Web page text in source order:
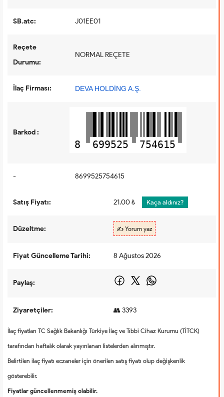
SB.atc: J01EE01
Reçete
Durumu:
NORMAL REÇETE
İlaç Firması: DEVA HOLDİNG A.Ş.
Barkod :
8 699525 754615
- 8699525754615
Satış Fiyatı: 21.00 ₺ Kaça aldınız?
Düzeltme: ✍️ Yorum yaz
Fiyat Güncelleme Tarihi: 8 Ağustos 2026
Paylaş:
Ziyaretçiler: 👥 3393
İlaç fiyatları TC Sağlık Bakanlığı Türkiye İlaç ve Tıbbi Cihaz Kurumu (TİTCK)
tarafından haftalık olarak yayınlanan listelerden alınmıştır.
Belirtilen ilaç fiyatı eczaneler için önerilen satış fiyatı olup değişkenlik
gösterebilir.
Fiyatlar güncellenmemiş olabilir.